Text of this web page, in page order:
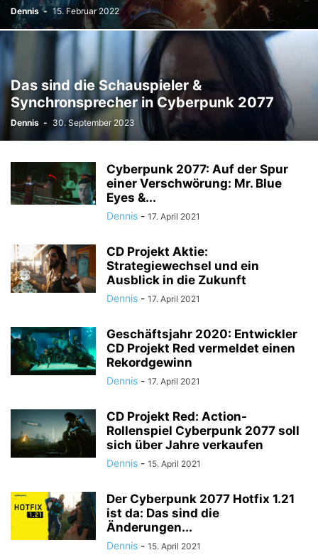
Dennis - 15. Februar 2022
Das sind die Schauspieler &
Synchronsprecher in Cyberpunk 2077
Dennis - 30. September 2023
Cyberpunk 2077: Auf der Spur
einer Verschwörung: Mr. Blue
Eyes &...
Dennis - 17. April 2021
CD Projekt Aktie:
Strategiewechsel und ein
Ausblick in die Zukunft
Dennis - 17. April 2021
Geschäftsjahr 2020: Entwickler
CD Projekt Red vermeldet einen
Rekordgewinn
Dennis - 17. April 2021
CD Projekt Red: Action-
Rollenspiel Cyberpunk 2077 soll
sich über Jahre verkaufen
Dennis - 15. April 2021
Der Cyberpunk 2077 Hotfix 1.21
ist da: Das sind die
Änderungen...
Dennis - 15. April 2021